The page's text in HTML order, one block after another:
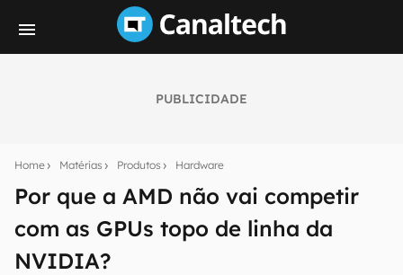
PUBLICIDADE
Home Matérias Produtos Hardware
Por que a AMD não vai competir
com as GPUs topo de linha da
NVIDIA?
notícias e reviews sobre tecnologia em primeira
E-mail